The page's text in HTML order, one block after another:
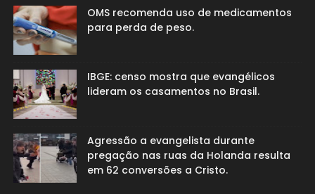
OMS recomenda uso de medicamentos
para perda de peso.
IBGE: censo mostra que evangélicos
lideram os casamentos no Brasil.
Agressão a evangelista durante
pregação nas ruas da Holanda resulta
em 62 conversões a Cristo.